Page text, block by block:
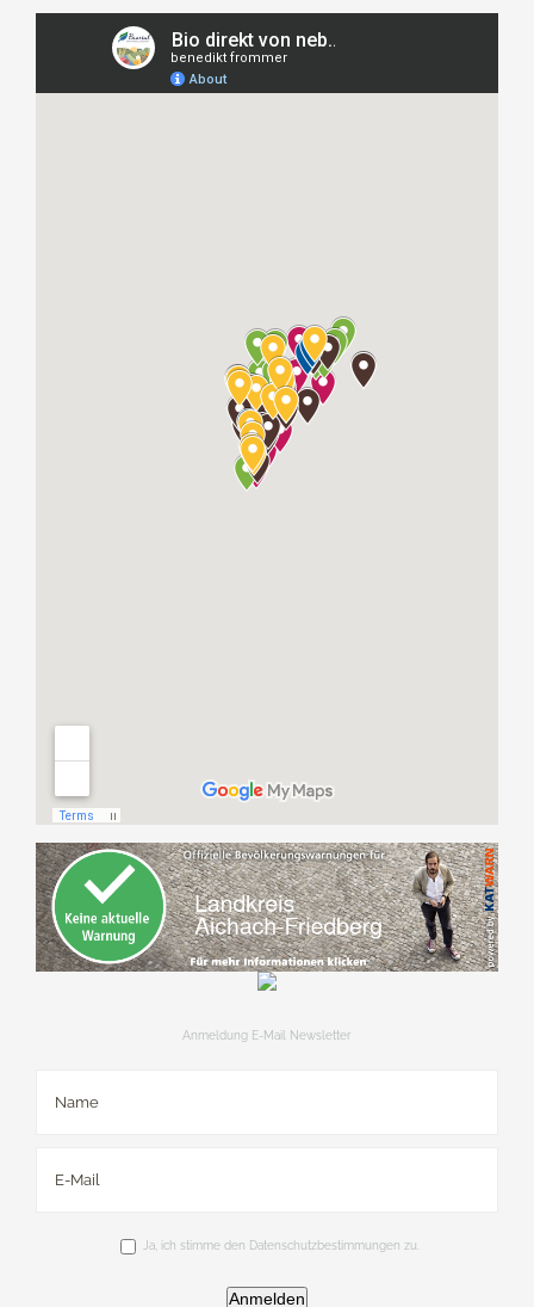
Anmeldung E-Mail Newsletter
Ja, ich stimme den Datenschutzbestimmungen zu.
Anmelden